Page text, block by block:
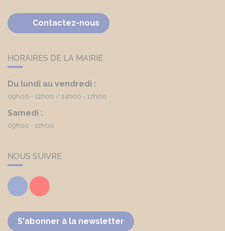
Contactez-nous
HORAIRES DE LA MAIRIE
Du lundi au vendredi :
09h00 - 12h00 14h00 - 17h00
Samedi :
09h00 - 12h00
NOUS SUIVRE
FacebookYoutube
S'abonner à la newsletter